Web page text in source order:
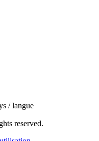
/ langue
reserved.